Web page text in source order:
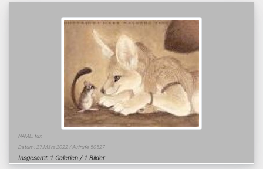
NAME: fux
Datum: 27.März 2022 / Aufrufe 50527
Insgesamt: 1 Galerien / 1 Bilder